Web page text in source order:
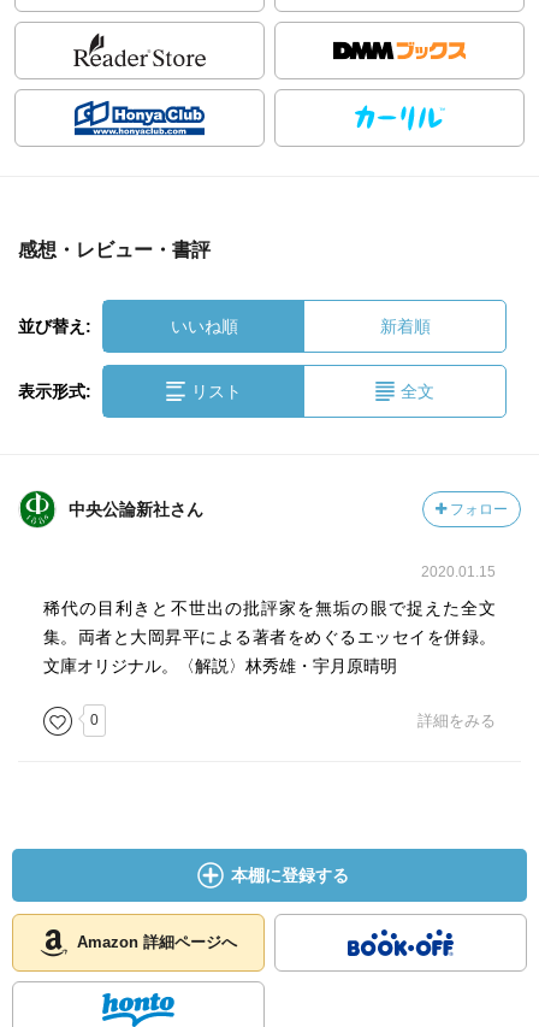
感想・レビュー・書評
並び替え: いいね順 新着順
表示形式: リスト 全文
中央公論新社さん フォロー
2020.01.15
稀代の目利きと不世出の批評家を無垢の眼で捉えた全文
集。両者と大岡昇平による著者をめぐるエッセイを併録。
文庫オリジナル。〈解説〉林秀雄・宇月原晴明
0 詳細をみる
本棚に登録する
Amazon 詳細ページへ